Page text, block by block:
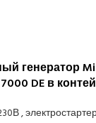
генератор
DE в
,